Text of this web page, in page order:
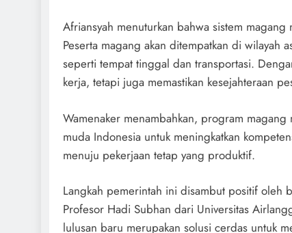
Afriansyah menuturkan bahwa sistem
Peserta magang akan ditempatkan di wilayah
seperti tempat tinggal dan transportasi.
kerja, tetapi juga memastikan kesejahteraan
Wamenaker menambahkan, program
muda Indonesia untuk meningkatkan
menuju pekerjaan tetap yang produktif.
Langkah pemerintah ini disambut positif oleh
Profesor Hadi Subhan dari Universitas
lulusan baru merupakan solusi cerdas untuk